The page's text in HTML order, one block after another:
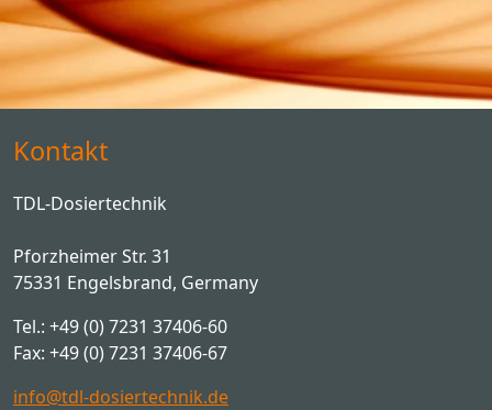
Kontakt
TDL-Dosiertechnik
Pforzheimer Str. 31
75331 Engelsbrand, Germany
Tel.: +49 (0) 7231 37406-60
Fax: +49 (0) 7231 37406-67
info@tdl-dosiertechnik.de